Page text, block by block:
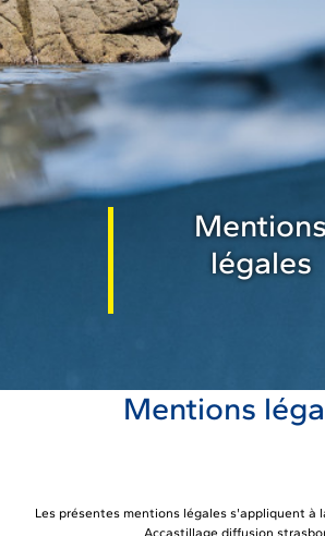
légales
Mentions
Les présentes mentions légales s'appliquent à
Accastillage diffusion